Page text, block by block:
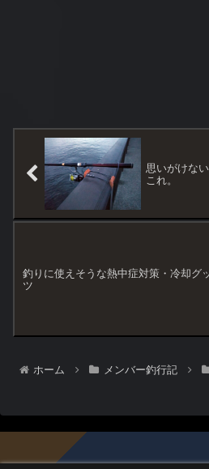
思いがけな
これ。
釣りに使えそうな熱中症対策・冷却グ
ツ
ホーム メンバー釣行記